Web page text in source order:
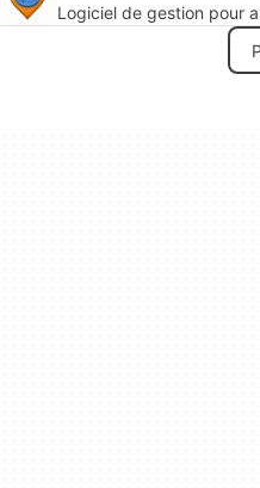
Logiciel de gestion pour